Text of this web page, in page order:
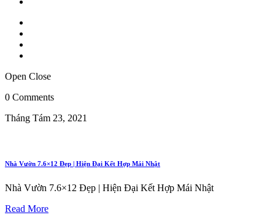
Open Close
0 Comments
Tháng Tám 23, 2021
Nhà Vườn 7.6×12 Đẹp | Hiện Đại Kết Hợp Mái Nhật
Nhà Vườn 7.6×12 Đẹp | Hiện Đại Kết Hợp Mái Nhật
Read More